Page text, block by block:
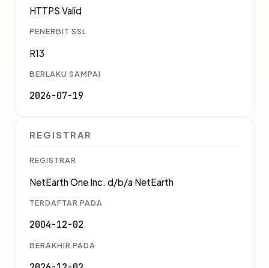
HTTPS Valid
PENERBIT SSL
R13
BERLAKU SAMPAI
2026-07-19
REGISTRAR
REGISTRAR
NetEarth One Inc. d/b/a NetEarth
TERDAFTAR PADA
2004-12-02
BERAKHIR PADA